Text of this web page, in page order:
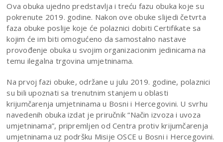
Ova obuka ujedno predstavlja i treću fazu obuka koje su
pokrenute 2019. godine. Nakon ove obuke slijedi četvrta
faza obuke poslije koje će polaznici dobiti Certifikate sa
kojim će im biti omogućeno da samostalno nastave
provođenje obuka u svojim organizacionim jedinicama na
temu ilegalna trgovina umjetninama.
Na prvoj fazi obuke, održane u julu 2019. godine, polaznici
su bili upoznati sa trenutnim stanjem u oblasti
krijumčarenja umjetninama u Bosni i Hercegovini. U svrhu
navedenih obuka izdat je priručnik “Način izvoza i uvoza
umjetninama”, pripremljen od Centra protiv krijumčarenja
umjetninama uz podršku Misije OSCE u Bosni i Hercegovini.